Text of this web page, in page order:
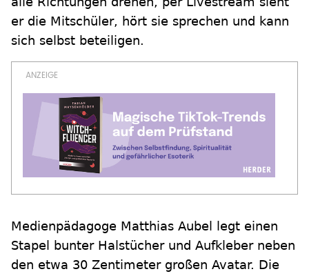
er die Mitschüler, hört sie sprechen und kann
sich selbst beteiligen.
Medienpädagoge Matthias Aubel legt einen
Stapel bunter Halstücher und Aufkleber neben
den etwa 30 Zentimeter großen Avatar. Die